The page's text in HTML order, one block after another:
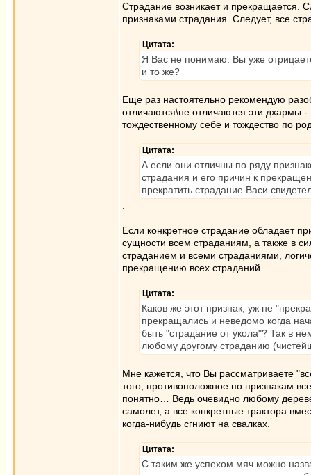
Страдание возникает и прекращается.
признаками страдания. Следует, все
Цитата:
Я Вас не понимаю. Вы уже
и то же?
Еще раз настоятельно рекомендую
отличаются\не отличаются эти дхармы -
тождественному себе и тождество по
Цитата:
А если они отличны по ряду
страдания и его причин к
прекратить страдание Васи
Если конкретное страдание обладает
сущности всем страданиям, а также в
страданием и всеми страданиями,
прекращению всех страданий.
Цитата:
Каков же этот признак, уж не
прекращались и неведомо когда
быть "страдание от укола"? Так в
любому другому страданию
Мне кажется, что Вы рассматриваете
того, противоположное по признакам
понятно… Ведь очевидно любому
самолет, а все конкретные трактора
когда-нибудь сгниют на свалках.
Цитата:
С таким же успехом мяч можно